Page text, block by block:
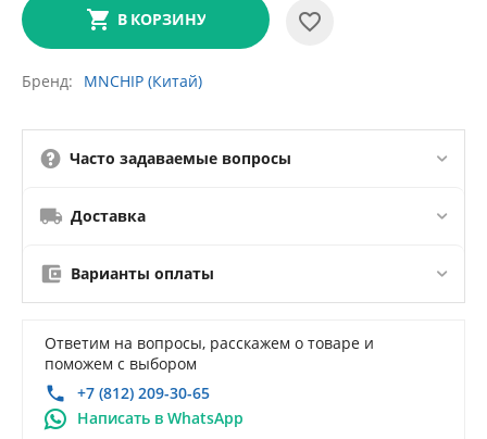
В КОРЗИНУ
Бренд MNCHIP (Китай)
Часто задаваемые вопросы
Доставка
Варианты оплаты
Ответим на вопросы, расскажем о товаре и
поможем с выбором
+7 (812) 209-30-65
Написать в WhatsApp